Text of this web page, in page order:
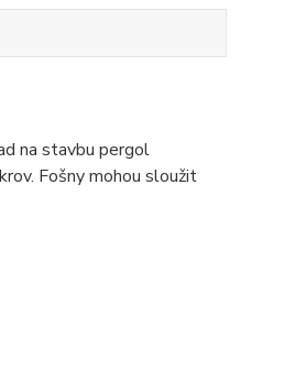
na stavbu pergol
Fošny mohou sloužit